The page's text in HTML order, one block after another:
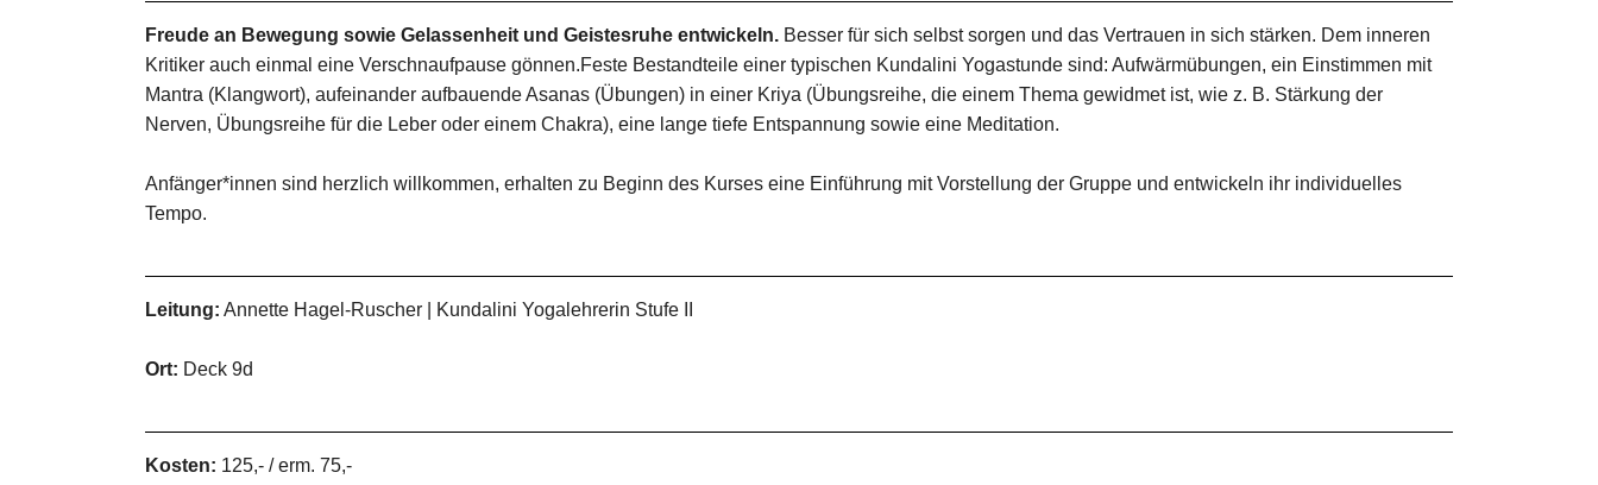
Freude an Bewegung sowie Gelassenheit und Geistesruhe entwickeln. Besser für sich selbst sorgen und das Vertrauen in sich stärken. Dem inneren
Kritiker auch einmal eine Verschnaufpause gönnen.Feste Bestandteile einer typischen Kundalini Yogastunde sind: Aufwärmübungen, ein Einstimmen mit
Mantra (Klangwort), aufeinander aufbauende Asanas (Übungen) in einer Kriya (Übungsreihe, die einem Thema gewidmet ist, wie z. B. Stärkung der
Nerven, Übungsreihe für die Leber oder einem Chakra), eine lange tiefe Entspannung sowie eine Meditation.
Anfänger*innen sind herzlich willkommen, erhalten zu Beginn des Kurses eine Einführung mit Vorstellung der Gruppe und entwickeln ihr individuelles
Tempo.
Leitung: Annette Hagel-Ruscher | Kundalini Yogalehrerin Stufe II
Ort: Deck 9d
Kosten: 125,- / erm. 75,-